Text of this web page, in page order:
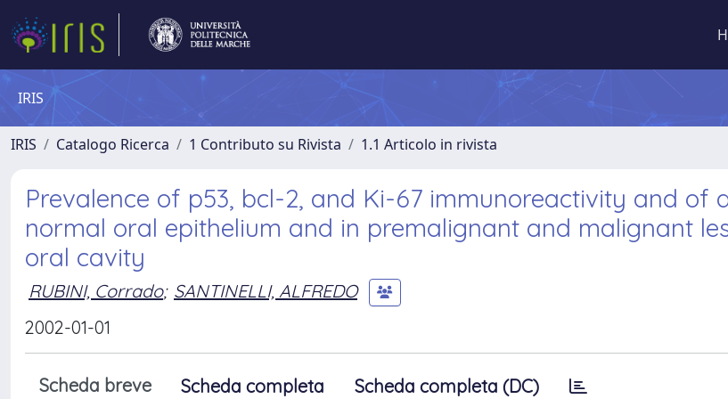
IRIS
IRIS Catalogo Ricerca 1 Contributo su Rivista 1.1 Articolo in rivista
Prevalence of p53, bcl-2, and Ki-67 immunoreactivity and of
normal oral epithelium and in premalignant and malignant
oral cavity
RUBINI, Corrado; SANTINELLI, ALFREDO
2002-01-01
Scheda breve Scheda completa Scheda completa (DC)